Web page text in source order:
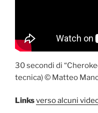
30 secondi di
tecnica) © Matteo
Linksverso alcuni